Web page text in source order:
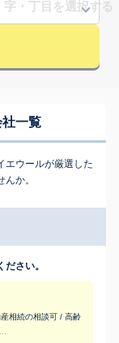
一覧
エウールが厳選した
か。
さい。
相続の相談可 / 高齢